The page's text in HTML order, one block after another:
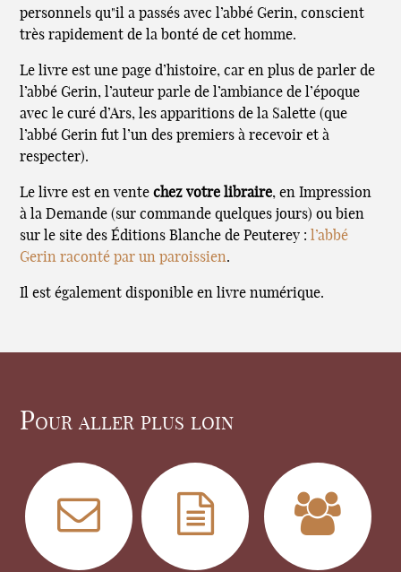
personnels qu"il a passés avec l’abbé Gerin, conscient
très rapidement de la bonté de cet homme.
Le livre est une page d’histoire, car en plus de parler de
l’abbé Gerin, l’auteur parle de l’ambiance de l’époque
avec le curé d’Ars, les apparitions de la Salette (que
l’abbé Gerin fut l’un des premiers à recevoir et à
respecter).
Le livre est en ventechez votre libraire, en Impression
à la Demande (sur commande quelques jours) ou bien
sur le site des Éditions Blanche de Peuterey : l’abbé
Gerin raconté par un paroissien.
Il est également disponible en livre numérique.
Pour aller plus loin